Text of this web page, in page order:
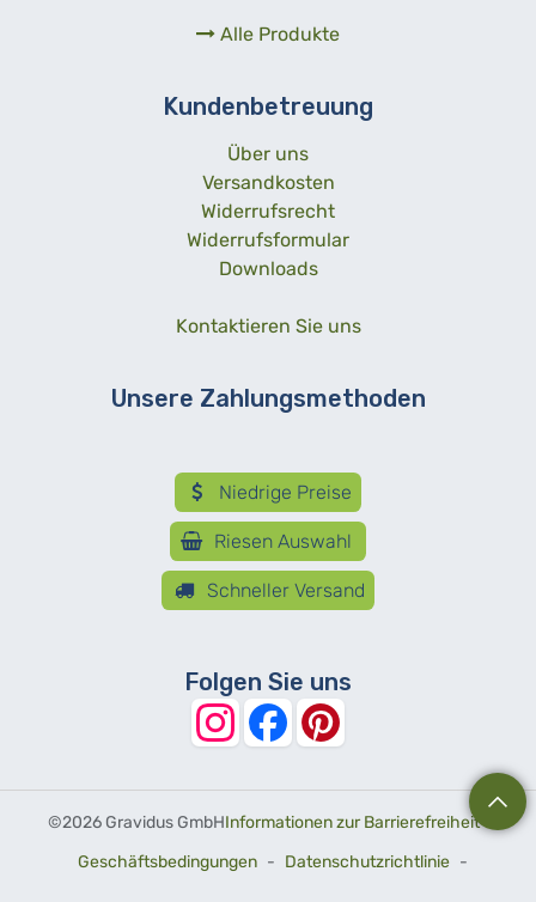
Alle Produkte
Kundenbetreuung
Über uns
Versandkosten
Widerrufsrecht
Widerrufsformular
Downloads
Kontaktieren Sie uns
Unsere Zahlungsmethoden
Niedrige Preise
Riesen Auswahl
Schneller Versand
Folgen Sie uns
©2026 Gravidus GmbHInformationen zur Barrierefreiheit-
Geschäftsbedingungen - Datenschutzrichtlinie -